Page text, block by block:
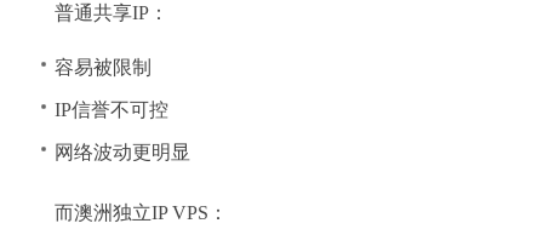
普通共享IP：
容易被限制
IP信誉不可控
网络波动更明显
而澳洲独立IP VPS：